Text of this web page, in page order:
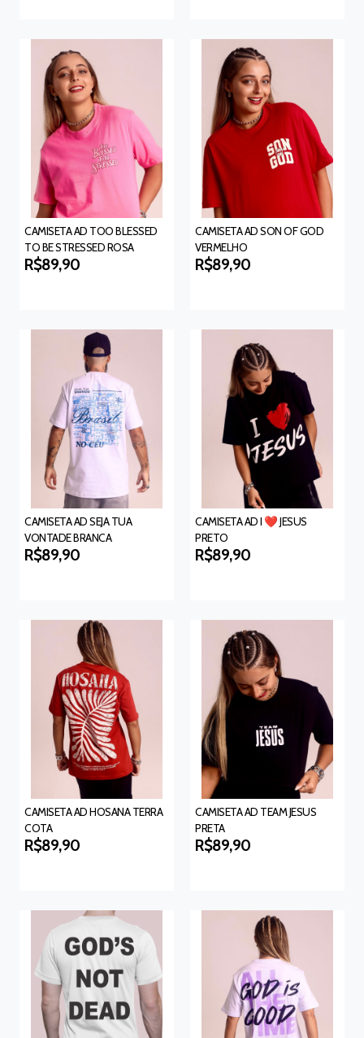
CAMISETA AD TOO BLESSED
TO BE STRESSED ROSA
R$89,90
CAMISETA AD SON OF GOD
VERMELHO
R$89,90
CAMISETA AD SEJA TUA
VONTADE BRANCA
R$89,90
CAMISETA AD I ❤️ JESUS
PRETO
R$89,90
CAMISETA AD HOSANA TERRA
COTA
R$89,90
CAMISETA AD TEAM JESUS
PRETA
R$89,90